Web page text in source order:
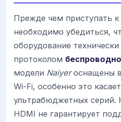
Прежде чем приступать к
необходимо убедиться,
оборудование
протоколом
модели Naiyerоснащены
Wi-Fi, особенно это
ультрабюджетных серий.
HDMI не гарантирует